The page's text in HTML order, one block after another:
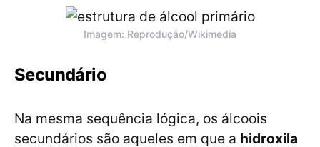
Imagem: Reprodução/Wikimedia
Secundário
Na mesma sequência lógica, os álcoois
secundários são aqueles em que a hidroxila